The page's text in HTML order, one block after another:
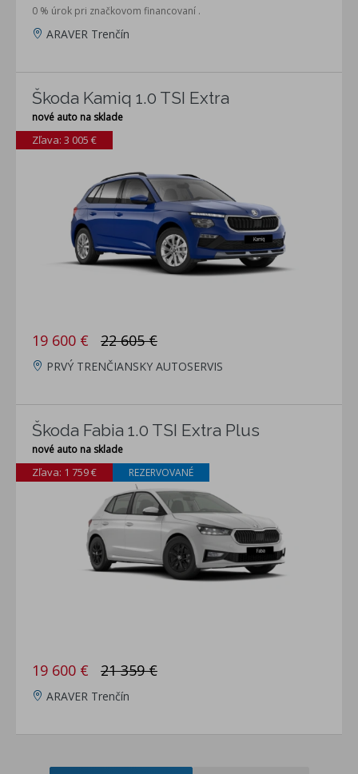
0 % úrok pri značkovom financovaní .
ARAVER Trenčín
Škoda Kamiq 1.0 TSI Extra
nové auto na sklade
Zľava: 3 005 €
19 600 € 22 605 €
PRVÝ TRENČIANSKY AUTOSERVIS
Škoda Fabia 1.0 TSI Extra Plus
nové auto na sklade
Zľava: 1 759 € REZERVOVANÉ
19 600 € 21 359 €
ARAVER Trenčín